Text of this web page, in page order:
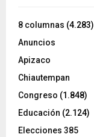
8 columnas (4.283)
Anuncios
Apizaco
Chiautempan
Congreso (1.848)
Educación (2.124)
Elecciones 385